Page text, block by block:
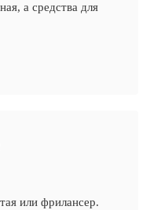
а средства для
или фрилансер.